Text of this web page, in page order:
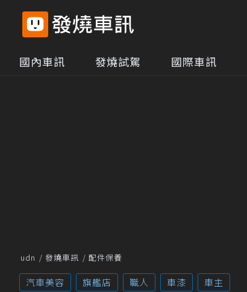
國內車訊 發燒試駕 國際車訊
udn 發燒車訊 配件保養
汽車美容 旗艦店 職人 車漆 車主